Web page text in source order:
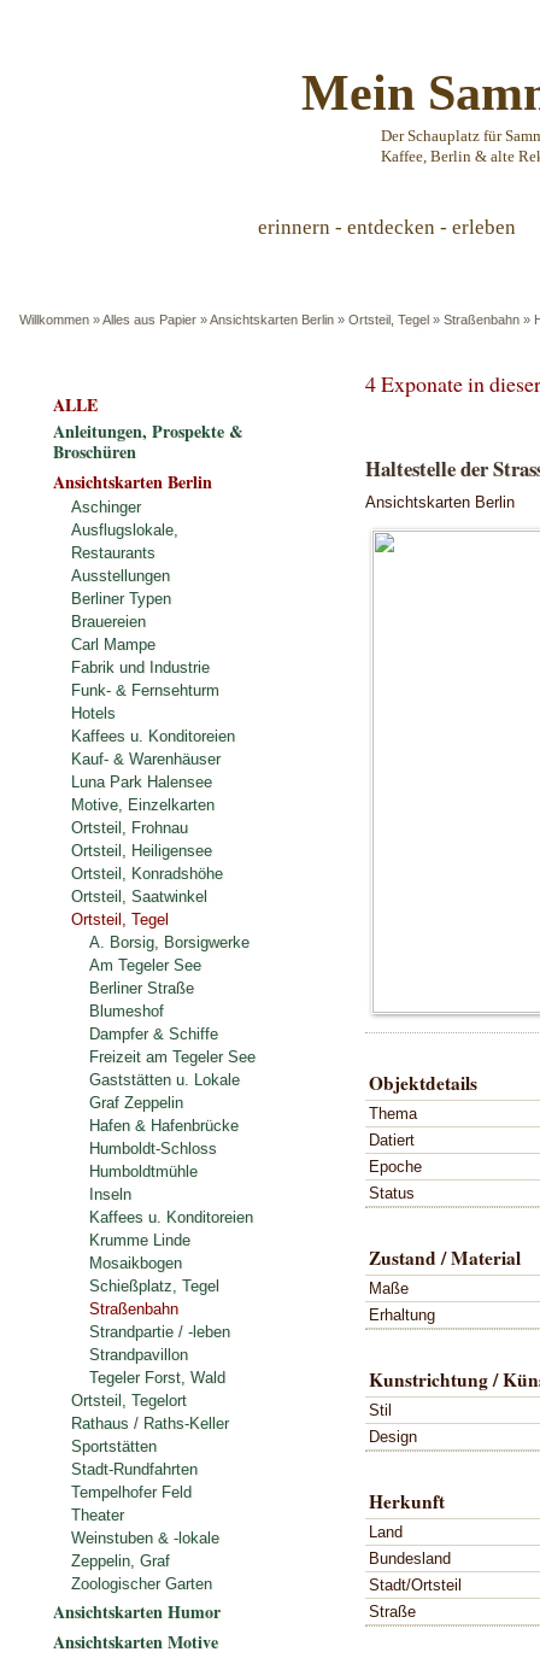
Mein
Der Schauplatz für
Kaffee, Berlin & alte
erinnern - entdecken - erleben
Willkommen »Alles aus Papier »Ansichtskarten Berlin » Ortsteil, Tegel » Straßenbahn »
4 Exponate in
Haltestelle der
Ansichtskarten Berlin
Objektdetails
Thema
Datiert
Epoche
Status
Zustand / Material
Maße
Erhaltung
Kunstrichtung /
Stil
Design
Herkunft
Land
Bundesland
Stadt/Ortsteil
Straße
ALLE
Anleitungen, Prospekte &
Broschüren
Ansichtskarten Berlin
Aschinger
Ausflugslokale,
Restaurants
Ausstellungen
Berliner Typen
Brauereien
Carl Mampe
Fabrik und Industrie
Funk- & Fernsehturm
Hotels
Kaffees u. Konditoreien
Kauf- & Warenhäuser
Luna Park Halensee
Motive, Einzelkarten
Ortsteil, Frohnau
Ortsteil, Heiligensee
Ortsteil, Konradshöhe
Ortsteil, Saatwinkel
Ortsteil, Tegel
A. Borsig, Borsigwerke
Am Tegeler See
Berliner Straße
Blumeshof
Dampfer & Schiffe
Freizeit am Tegeler See
Gaststätten u. Lokale
Graf Zeppelin
Hafen & Hafenbrücke
Humboldt-Schloss
Humboldtmühle
Inseln
Kaffees u. Konditoreien
Krumme Linde
Mosaikbogen
Schießplatz, Tegel
Straßenbahn
Strandpartie / -leben
Strandpavillon
Tegeler Forst, Wald
Ortsteil, Tegelort
Rathaus / Raths-Keller
Sportstätten
Stadt-Rundfahrten
Tempelhofer Feld
Theater
Weinstuben & -lokale
Zeppelin, Graf
Zoologischer Garten
Ansichtskarten Humor
Ansichtskarten Motive